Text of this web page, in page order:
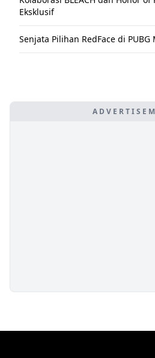
Eksklusif
Senjata Pilihan RedFace di